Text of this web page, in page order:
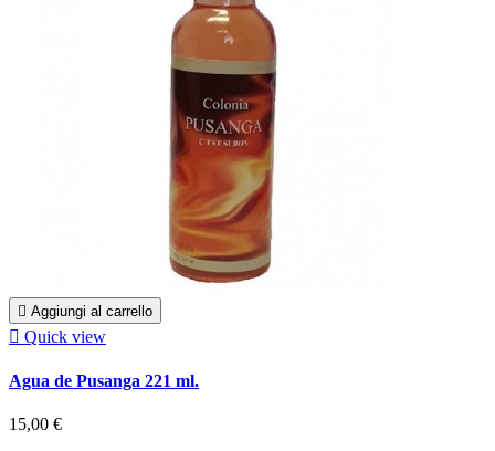
 Aggiungi al carrello
 Quick view
Agua de Pusanga 221 ml.
15,00 €